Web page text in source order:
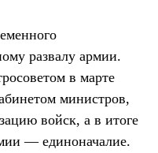
развалу армии.
в марте
министров,
войск, а в итоге
— единоначалие.